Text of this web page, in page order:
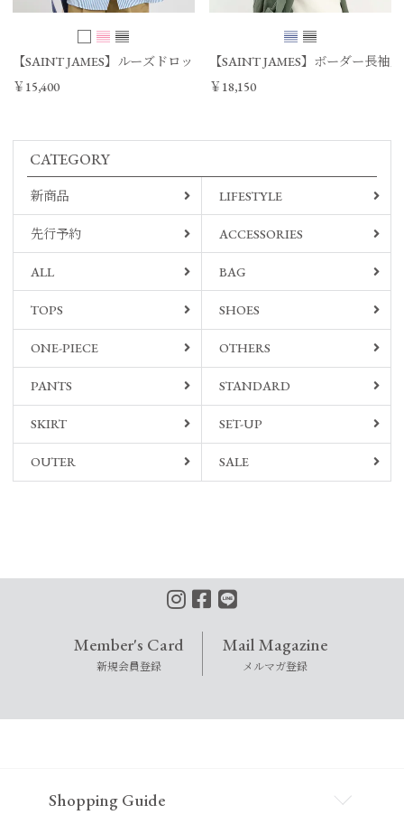
【SAINT JAMES】ルーズドロップT-shirt-20JC OUESS LOOSE/
￥15,400
【SAINT JAMES】ボーダー長袖
￥18,150
CATEGORY
新商品
先行予約
ALL
TOPS
ONE-PIECE
PANTS
SKIRT
OUTER
LIFESTYLE
ACCESSORIES
BAG
SHOES
OTHERS
STANDARD
SET-UP
SALE
Member's Card
新規会員登録
Mail Magazine
メルマガ登録
Shopping Guide